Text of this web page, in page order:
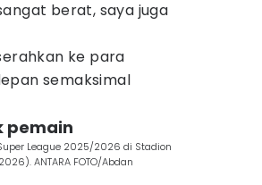
berat, saya juga
ke para
semaksimal
pemain
League 2025/2026 di Stadion
ANTARA FOTO/Abdan